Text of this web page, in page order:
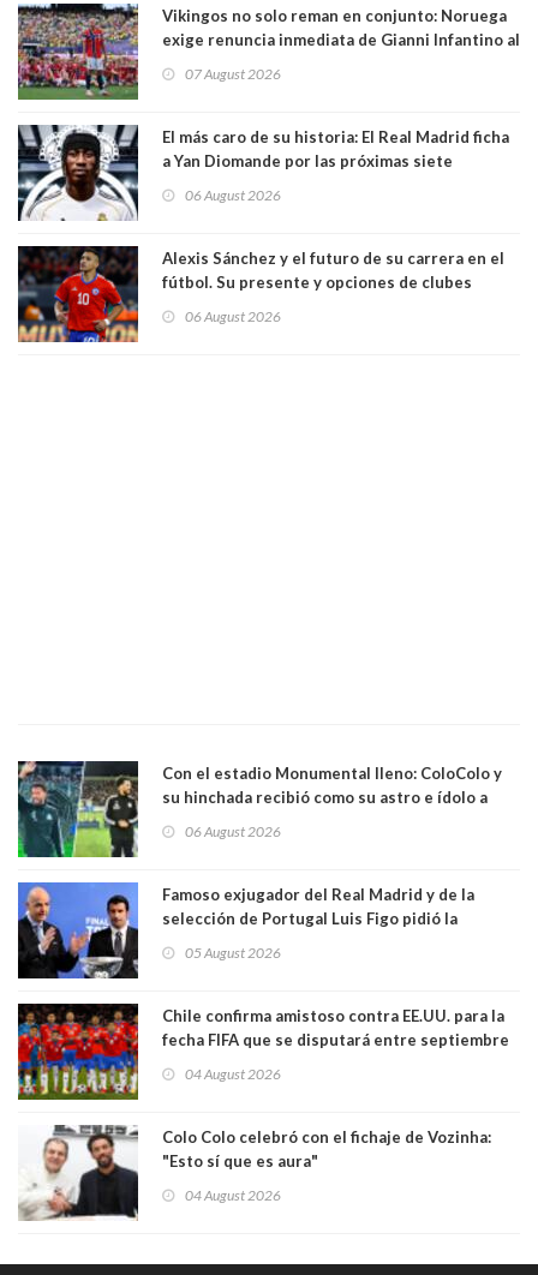
Vikingos no solo reman en conjunto: Noruega
exige renuncia inmediata de Gianni Infantino al
07 August 2026
El más caro de su historia: El Real Madrid ficha
a Yan Diomande por las próximas siete
06 August 2026
Alexis Sánchez y el futuro de su carrera en el
fútbol. Su presente y opciones de clubes
06 August 2026
Con el estadio Monumental lleno: ColoColo y
su hinchada recibió como su astro e ídolo a
06 August 2026
Famoso exjugador del Real Madrid y de la
selección de Portugal Luis Figo pidió la
comportamiento más bajo y cobarde que he
05 August 2026
Chile confirma amistoso contra EE.UU. para la
fecha FIFA que se disputará entre septiembre
04 August 2026
Colo Colo celebró con el fichaje de Vozinha:
"Esto sí que es aura"
04 August 2026